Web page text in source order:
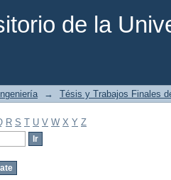
de la
→ Tésis y Trabajos Finales
R S T U V W X Y Z